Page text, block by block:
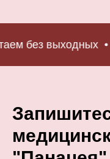
без выходных